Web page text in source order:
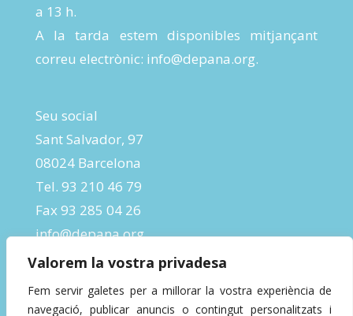
Valorem la vostra privadesa
Fem servir galetes per a millorar la vostra experiència de
navegació, publicar anuncis o contingut personalitzats i
a 13 h.
A la tarda estem disponibles mitjançant
correu electrònic: info@depana.org.
Seu social
Sant Salvador, 97
08024 Barcelona
Tel. 93 210 46 79
Fax 93 285 04 26
info@depana.org